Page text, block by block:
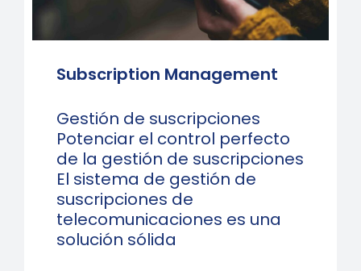
Subscription Management
Gestión de suscripciones
Potenciar el control perfecto
de la gestión de suscripciones
El sistema de gestión de
suscripciones de
telecomunicaciones es una
solución sólida